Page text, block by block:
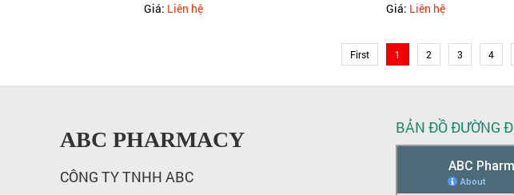
Giá: Liên hệ Giá: Liên hệ
First 1 2 3 4
ABC PHARMACY
CÔNG TY TNHH ABC
BẢN ĐỒ ĐƯỜNG